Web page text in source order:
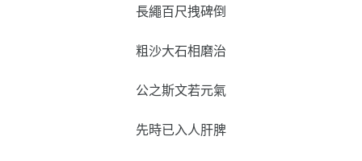
長繩百尺拽碑倒
粗沙大石相磨治
公之斯文若元氣
先時已入人肝脾